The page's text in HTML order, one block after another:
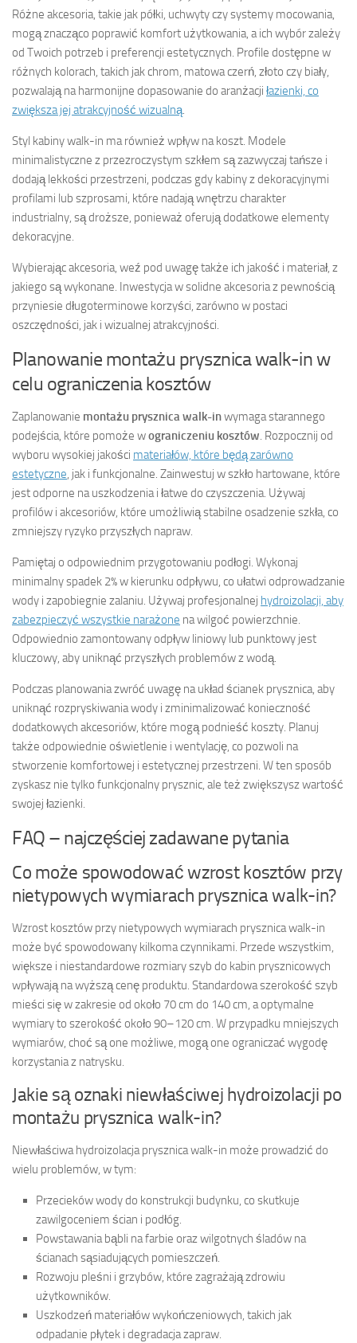
Różne akcesoria, takie jak półki, uchwyty czy systemy mocowania,
mogą znacząco poprawić komfort użytkowania, a ich wybór zależy
od Twoich potrzeb i preferencji estetycznych. Profile dostępne w
różnych kolorach, takich jak chrom, matowa czerń, złoto czy biały,
pozwalają na harmonijne dopasowanie do aranżacji łazienki, co
zwiększa jej atrakcyjność wizualną.
Styl kabiny walk-in ma również wpływ na koszt. Modele
minimalistyczne z przezroczystym szkłem są zazwyczaj tańsze i
dodają lekkości przestrzeni, podczas gdy kabiny z dekoracyjnymi
profilami lub szprosami, które nadają wnętrzu charakter
industrialny, są droższe, ponieważ oferują dodatkowe elementy
dekoracyjne.
Wybierając akcesoria, weź pod uwagę także ich jakość i materiał, z
jakiego są wykonane. Inwestycja w solidne akcesoria z pewnością
przyniesie długoterminowe korzyści, zarówno w postaci
oszczędności, jak i wizualnej atrakcyjności.
Planowanie montażu prysznica walk-in w
celu ograniczenia kosztów
Zaplanowanie montażu prysznica walk-inwymaga starannego
podejścia, które pomoże wograniczeniu kosztów. Rozpocznij od
wyboru wysokiej jakości materiałów, które będą zarówno
estetyczne, jak i funkcjonalne. Zainwestuj w szkło hartowane, które
jest odporne na uszkodzenia i łatwe do czyszczenia. Używaj
profilów i akcesoriów, które umożliwią stabilne osadzenie szkła, co
zmniejszy ryzyko przyszłych napraw.
Pamiętaj o odpowiednim przygotowaniu podłogi. Wykonaj
minimalny spadek 2% w kierunku odpływu, co ułatwi odprowadzanie
wody i zapobiegnie zalaniu. Używaj profesjonalnej hydroizolacji, aby
zabezpieczyć wszystkie narażone na wilgoć powierzchnie.
Odpowiednio zamontowany odpływ liniowy lub punktowy jest
kluczowy, aby uniknąć przyszłych problemów z wodą.
Podczas planowania zwróć uwagę na układ ścianek prysznica, aby
uniknąć rozpryskiwania wody i zminimalizować konieczność
dodatkowych akcesoriów, które mogą podnieść koszty. Planuj
także odpowiednie oświetlenie i wentylację, co pozwoli na
stworzenie komfortowej i estetycznej przestrzeni. W ten sposób
zyskasz nie tylko funkcjonalny prysznic, ale też zwiększysz wartość
swojej łazienki.
FAQ – najczęściej zadawane pytania
Co może spowodować wzrost kosztów przy
nietypowych wymiarach prysznica walk-in?
Wzrost kosztów przy nietypowych wymiarach prysznica walk-in
może być spowodowany kilkoma czynnikami. Przede wszystkim,
większe i niestandardowe rozmiary szyb do kabin prysznicowych
wpływają na wyższą cenę produktu. Standardowa szerokość szyb
mieści się w zakresie od około 70 cm do 140 cm, a optymalne
wymiary to szerokość około 90–120 cm. W przypadku mniejszych
wymiarów, choć są one możliwe, mogą one ograniczać wygodę
korzystania z natrysku.
Jakie są oznaki niewłaściwej hydroizolacji po
montażu prysznica walk-in?
Niewłaściwa hydroizolacja prysznica walk-in może prowadzić do
wielu problemów, w tym:
Przecieków wody do konstrukcji budynku, co skutkuje
zawilgoceniem ścian i podłóg.
Powstawania bąbli na farbie oraz wilgotnych śladów na
ścianach sąsiadujących pomieszczeń.
Rozwoju pleśni i grzybów, które zagrażają zdrowiu
użytkowników.
Uszkodzeń materiałów wykończeniowych, takich jak
odpadanie płytek i degradacja zapraw.